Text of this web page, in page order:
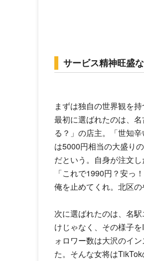
サービス精神旺盛
まずは独自の世界観を
最初に選ばれたのは、
る？」の店主。「世知
は5000円相当の大盛り
だという。自身が注文
「これで1990円？安っ
俺を止めてくれ。北区
次に選ばれたのは、名
けじゃなく、その様子
ォロワー数は大沢のイ
た。そんな女将は